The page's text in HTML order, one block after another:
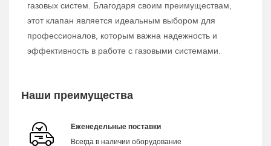
газовых систем. Благодаря своим преимуществам,
этот клапан является идеальным выбором для
профессионалов, которым важна надежность и
эффективность в работе с газовыми системами.
Наши преимущества
Еженедельные поставки
Всегда в наличии оборудование